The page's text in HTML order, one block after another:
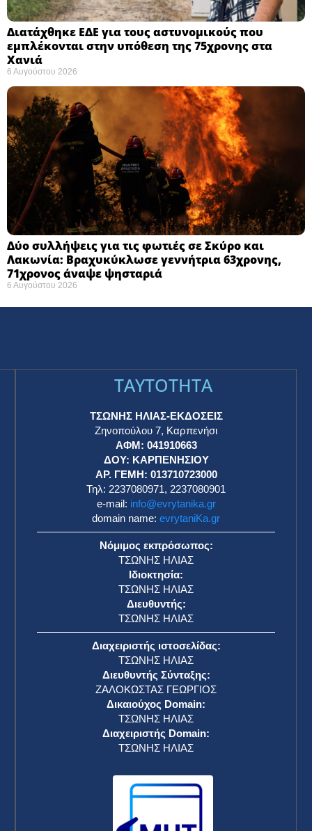
Διατάχθηκε ΕΔΕ για τους αστυνομικούς που
εμπλέκονται στην υπόθεση της 75χρονης στα
Χανιά
6 Αυγούστου 2026
Δύο συλλήψεις για τις φωτιές σε Σκύρο και
Λακωνία: Βραχυκύκλωσε γεννήτρια 63χρονης,
71χρονος άναψε ψησταριά
6 Αυγούστου 2026
TAYTOTHTA
ΤΣΩΝΗΣ ΗΛΙΑΣ-ΕΚΔΟΣΕΙΣ
Ζηνοπούλου 7, Καρπενήσι
ΑΦΜ: 041910663
ΔΟΥ: ΚΑΡΠΕΝΗΣΙΟΥ
ΑΡ. ΓΕΜΗ: 013710723000
Τηλ: 2237080971, 2237080901
e-mail: info@evrytanika.gr
domain name: evrytaniKa.gr
Νόμιμος εκπρόσωπος:
ΤΣΩΝΗΣ ΗΛΙΑΣ
Ιδιοκτησία:
ΤΣΩΝΗΣ ΗΛΙΑΣ
Διευθυντής:
ΤΣΩΝΗΣ ΗΛΙΑΣ
Διαχειριστής ιστοσελίδας:
ΤΣΩΝΗΣ ΗΛΙΑΣ
Διευθυντής Σύνταξης:
ΖΑΛΟΚΩΣΤΑΣ ΓΕΩΡΓΙΟΣ
Δικαιούχος Domain:
ΤΣΩΝΗΣ ΗΛΙΑΣ
Διαχειριστής Domain:
ΤΣΩΝΗΣ ΗΛΙΑΣ